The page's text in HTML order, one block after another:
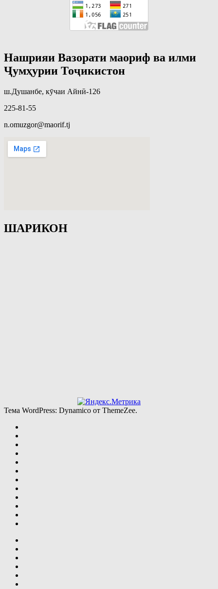
Нашрияи Вазорати маориф ва илми
Ҷумҳурии Тоҷикистон
ш.Душанбе, кӯчаи Айнӣ-126
225-81-55
n.omuzgor@maorif.tj
ШАРИКОН
Тема WordPress: Dynamico от ThemeZee.